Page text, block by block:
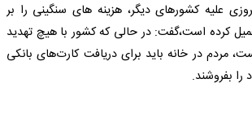
علیه کشورهای دیگر، هزینه های سنگینی را بر
کرده است،‌گفت: در حالی که کشور با هیچ تهدید
مردم در خانه باید برای دریافت کارت‌های بانکی
بفروشند.